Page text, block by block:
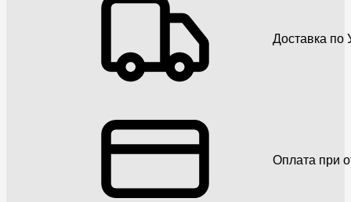
Доставка по
Оплата при